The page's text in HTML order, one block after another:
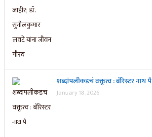
शब्दांपलीकडचं वक्तृत्व : बॅरिस्टर नाथ पै
January 18, 2026